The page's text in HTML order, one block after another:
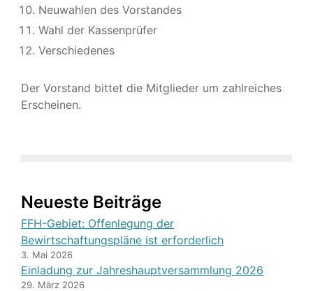
Neuwahlen des Vorstandes
Wahl der Kassenprüfer
Verschiedenes
Der Vorstand bittet die Mitglieder um zahlreiches
Erscheinen.
Neueste Beiträge
FFH-Gebiet: Offenlegung der
Bewirtschaftungspläne ist erforderlich
3. Mai 2026
Einladung zur Jahreshauptversammlung 2026
29. März 2026